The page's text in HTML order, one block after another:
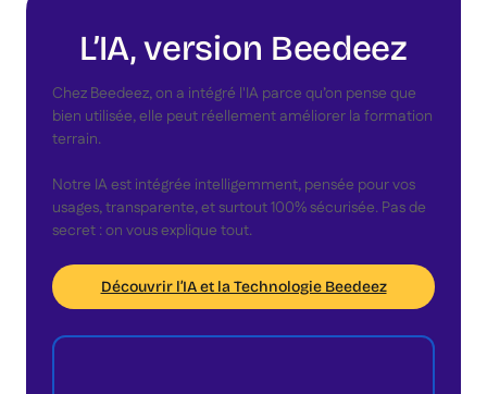
L’IA, version Beedeez
Chez Beedeez, on a intégré l'IA parce qu’on pense que
bien utilisée, elle peut réellement améliorer la formation
terrain.
Notre IA est intégrée intelligemment, pensée pour vos
usages, transparente, et surtout 100% sécurisée. Pas de
secret : on vous explique tout.
Découvrir l’IA et la Technologie Beedeez